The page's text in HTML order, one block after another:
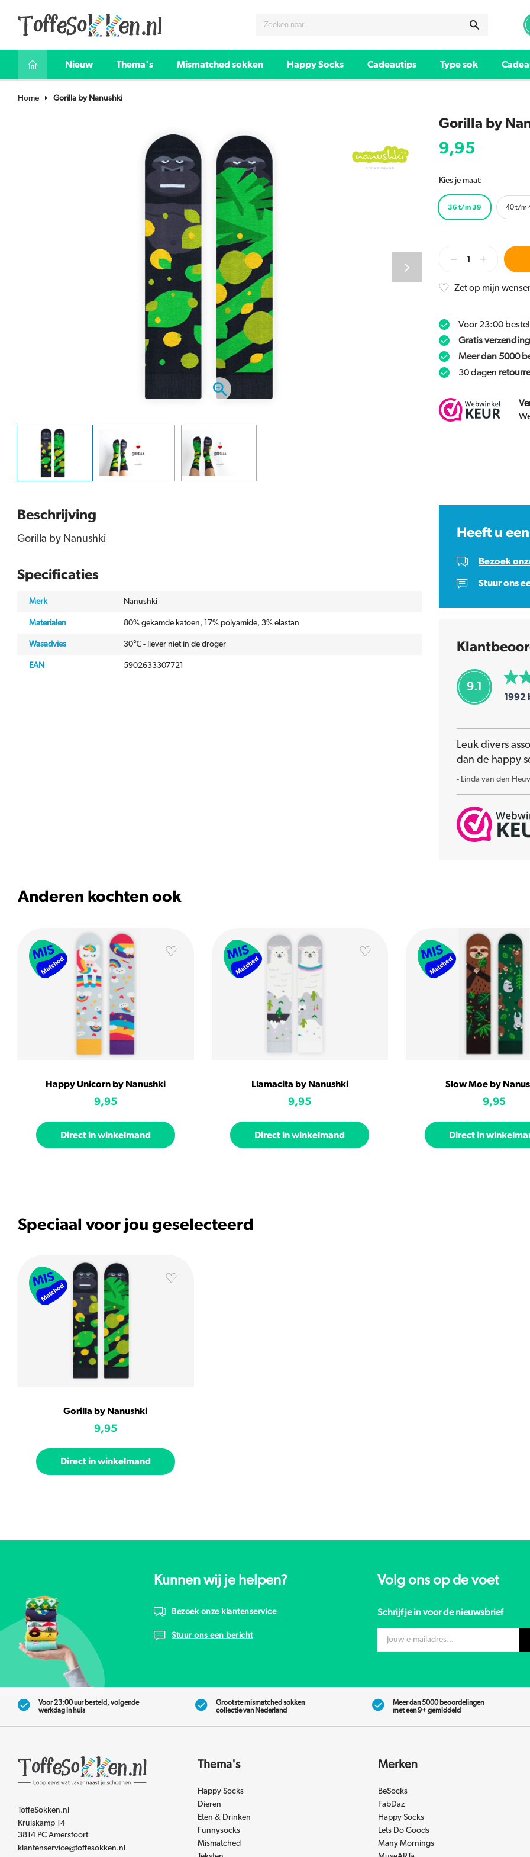
Nieuw Thema's Mismatched sokken Happy Socks Cadeautips Type sok
Home Gorilla by Nanushki
Gorilla by
9,95
Kies je maat:
36 t/m 39 40 t/m
Zet op mijn
Voor 23:00
Gratis verzending
Meer dan 5000
30 dagen
Beschrijving
Gorilla by Nanushki
Specificaties
Merk Nanushki
Materialen 80% gekamde katoen, 17% polyamide, 3% elastan
Wasadvies 30℃ - liever niet in de droger
EAN 5902633307721
Heeft u
Bezoek
Stuur ons
9.1
1992
Leuk divers
dan de happy
- Linda van den
Anderen kochten ook
Happy Unicorn by Nanushki
9,95
Direct in winkelmand
Llamacita by Nanushki
9,95
Direct in winkelmand
Slow Moe by
9,95
Direct in
Speciaal voor jou geselecteerd
Gorilla by Nanushki
9,95
Direct in winkelmand
Kunnen wij je helpen?
Bezoek onze klantenservice
Stuur ons een bericht
Volg ons op de voet
Schrijf je in voor de nieuwsbrief
Voor 23:00 uur besteld, volgende
werkdag in huis
Grootste mismatched sokken
collectie van Nederland
Meer dan 5000 beoordelingen
met een 9+ gemiddeld
ToffeSokken.nl
Kruiskamp 14
3814 PC Amersfoort
klantenservice@toffesokken.nl
Thema's
Happy Socks
Dieren
Eten & Drinken
Funnysocks
Mismatched
Merken
BeSocks
FabDaz
Happy Socks
Lets Do Goods
Many Mornings